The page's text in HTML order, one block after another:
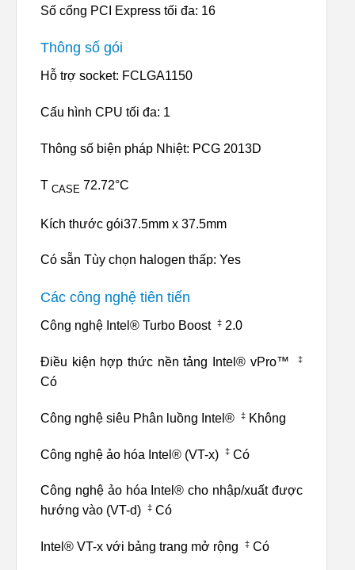
Số cổng PCI Express tối đa: 16
Thông số gói
Hỗ trợ socket: FCLGA1150
Cấu hình CPU tối đa: 1
Thông số biện pháp Nhiệt: PCG 2013D
T CASE 72.72°C
Kích thước gói37.5mm x 37.5mm
Có sẵn Tùy chọn halogen thấp: Yes
Các công nghệ tiên tiến
Công nghệ Intel® Turbo Boost ‡ 2.0
Điều kiện hợp thức nền tảng Intel® vPro™ ‡
Có
Công nghệ siêu Phân luồng Intel® ‡ Không
Công nghệ ảo hóa Intel® (VT-x) ‡ Có
Công nghệ ảo hóa Intel® cho nhập/xuất được
hướng vào (VT-d)
‡ Có
Intel® VT-x với bảng trang mở rộng ‡ Có